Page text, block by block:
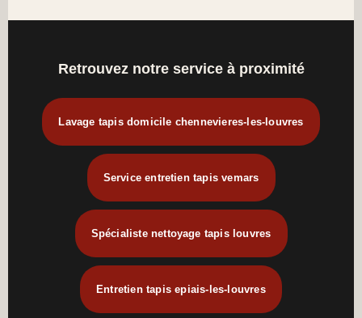
Retrouvez notre service à proximité
Lavage tapis domicile chennevieres-les-louvres
Service entretien tapis vemars
Spécialiste nettoyage tapis louvres
Entretien tapis epiais-les-louvres